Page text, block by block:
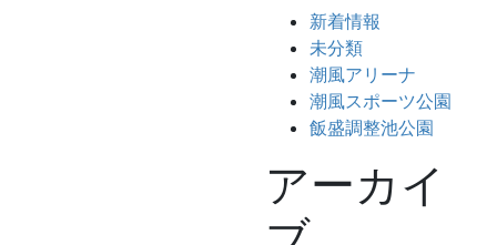
新着情報
未分類
潮風アリーナ
潮風スポーツ公園
飯盛調整池公園
アーカイ